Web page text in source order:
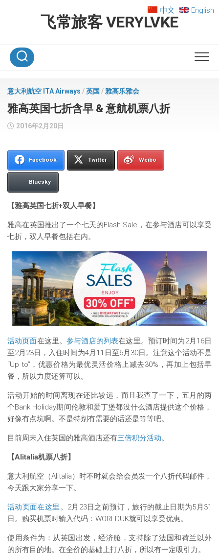
飞常旅客 VERYLVKE
中文 English
意大利航空 ITA Airways /英国 /雅高乐雅会
雅高英国七折含早 & 意航机票八折
2016年2月20日
Facebook Twitter Weibo
Bluesky
【雅高英国七折+双人早餐】
雅高在英国推出了一个七天的Flash Sale，在参与酒店可以享受
七折，双人早餐包括在内。
活动页面在这里。参与酒店的列表在这里。预订时间为2月16日
至2月23日，入住时间为4月11日至6月30日。注意这个活动不是
“Up to”，优惠价格为最优灵活价格上减去30%，再加上包括早
餐，所以力度还算可以。
活动开始的时间离现在还比较远，而且我查了一下，五月的两
个Bank Holiday期间伦敦和爱丁堡都没什么酒店提供这个价格，
好像有点坑啊。不是特别有需要的话还是等等吧。
目前周末入住英国的雅高酒店还有三倍积分活动。
【Alitalia机票八折】
意大利航空（Alitalia）时不时就会给会员发一个八折代码邮件，
今天跟大家分享一下。
活动页面在这里 。2月23日之前预订，旅行的截止日期为5月31
日。购买机票时输入代码：WORLDUK就可以享受优惠。
使用条件为：从英国出发，经济舱，支持除了法国和荷兰以外
的所有目的地。在全价的基础上打八折，所以有一定吸引力。